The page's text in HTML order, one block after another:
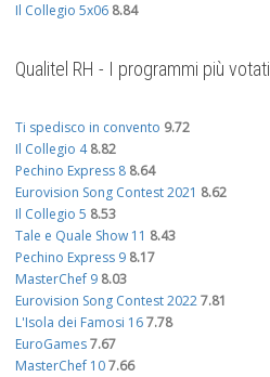
Il Collegio 5x06 8.84
Qualitel RH - I programmi più votati
Ti spedisco in convento 9.72
Il Collegio 4 8.82
Pechino Express 8 8.64
Eurovision Song Contest 2021 8.62
Il Collegio 5 8.53
Tale e Quale Show 11 8.43
Pechino Express 9 8.17
MasterChef 9 8.03
Eurovision Song Contest 20227.81
L'Isola dei Famosi 167.78
EuroGames7.67
MasterChef 107.66